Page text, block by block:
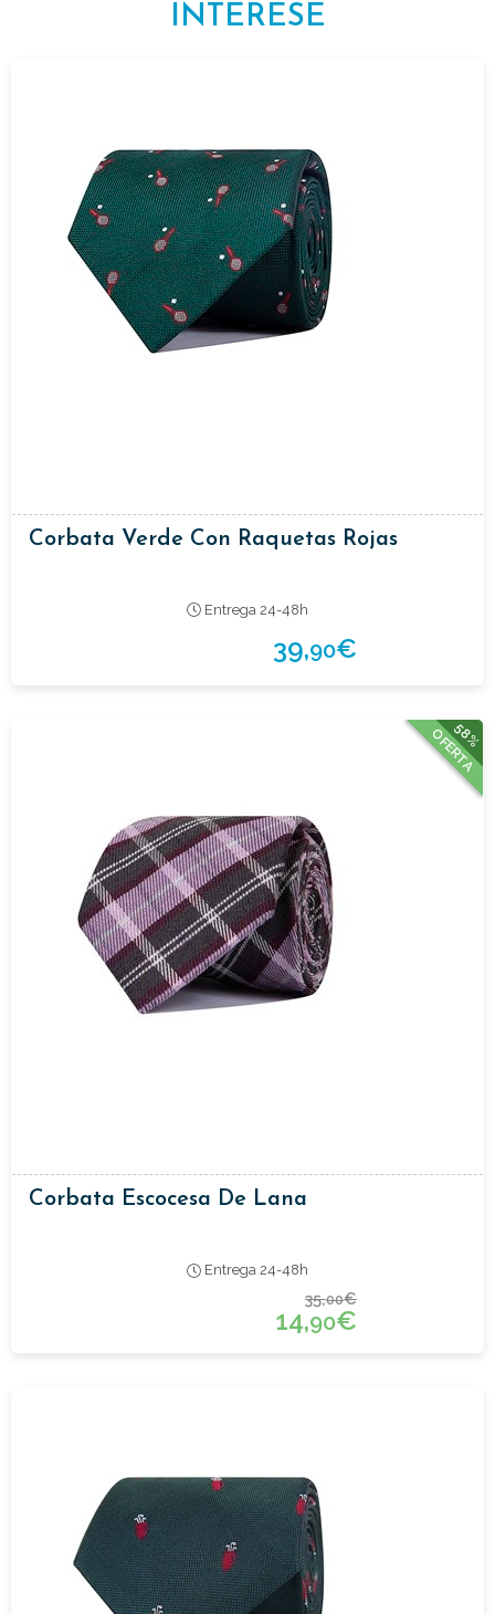
INTERESE
Corbata Verde Con Raquetas Rojas
Entrega 24-48h
39,90€
58%
OFERTA
Corbata Escocesa De Lana
Entrega 24-48h
35,00€
14,90€